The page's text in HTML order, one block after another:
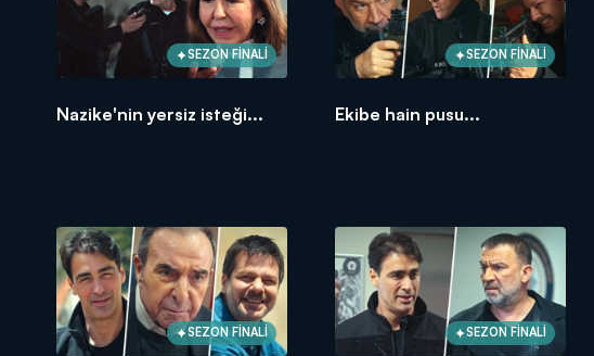
SEZON FİNALİ
Nazike'nin yersiz isteği...
SEZON FİNALİ
Ekibe hain pusu...
SEZON FİNALİ SEZON FİNALİ